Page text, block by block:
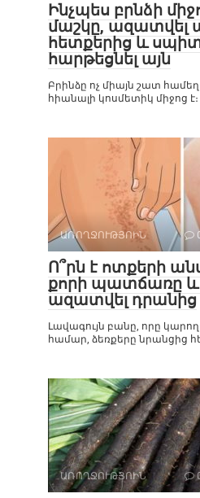
Ինչպես բրնձի
մաշկը, ազատվել
հետքերից և
հարթեցնել այն
Բրինձը ոչ միայն շատ
հիանալի կոսմետիկ միջոց
ԱՌՈՂՋՈՒԹՅՈԻՆ
Ո՞րն է ոտքերի
քորի պատճառը և
ազատվել դրանից
Լավագույն բանը, որը
համար, ձեռքերը նրանցից
ԱՌՈՂՋՈՒԹՅՈԻՆ